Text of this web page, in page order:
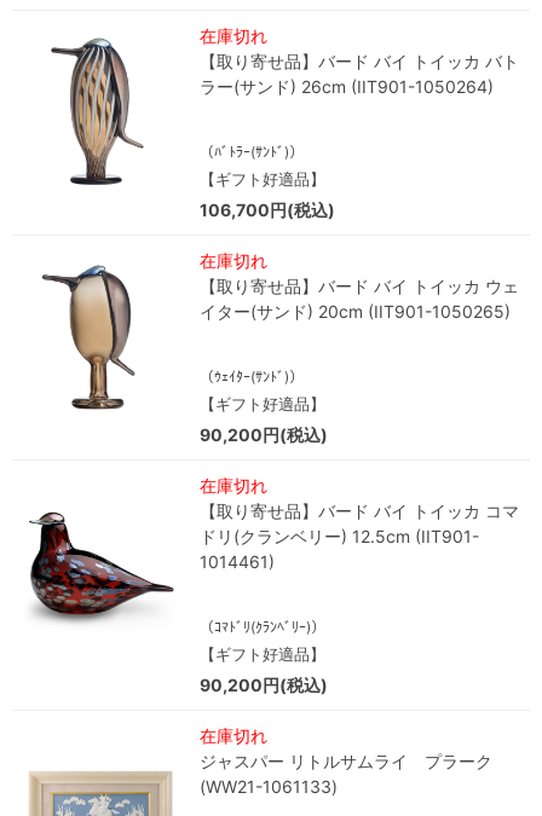
在庫切れ
【取り寄せ品】バード バイ トイッカ バト
ラー(サンド) 26cm (IIT901-1050264)
（ﾊﾞﾄﾗｰ(ｻﾝﾄﾞ)）
【ギフト好適品】
106,700円(税込)
在庫切れ
【取り寄せ品】バード バイ トイッカ ウェ
イター(サンド) 20cm (IIT901-1050265)
（ｳｪｲﾀｰ(ｻﾝﾄﾞ)）
【ギフト好適品】
90,200円(税込)
在庫切れ
【取り寄せ品】バード バイ トイッカ コマ
ドリ(クランベリー) 12.5cm (IIT901-
1014461)
（ｺﾏﾄﾞﾘ(ｸﾗﾝﾍﾞﾘｰ)）
【ギフト好適品】
90,200円(税込)
在庫切れ
ジャスパー リトルサムライ プラーク
(WW21-1061133)